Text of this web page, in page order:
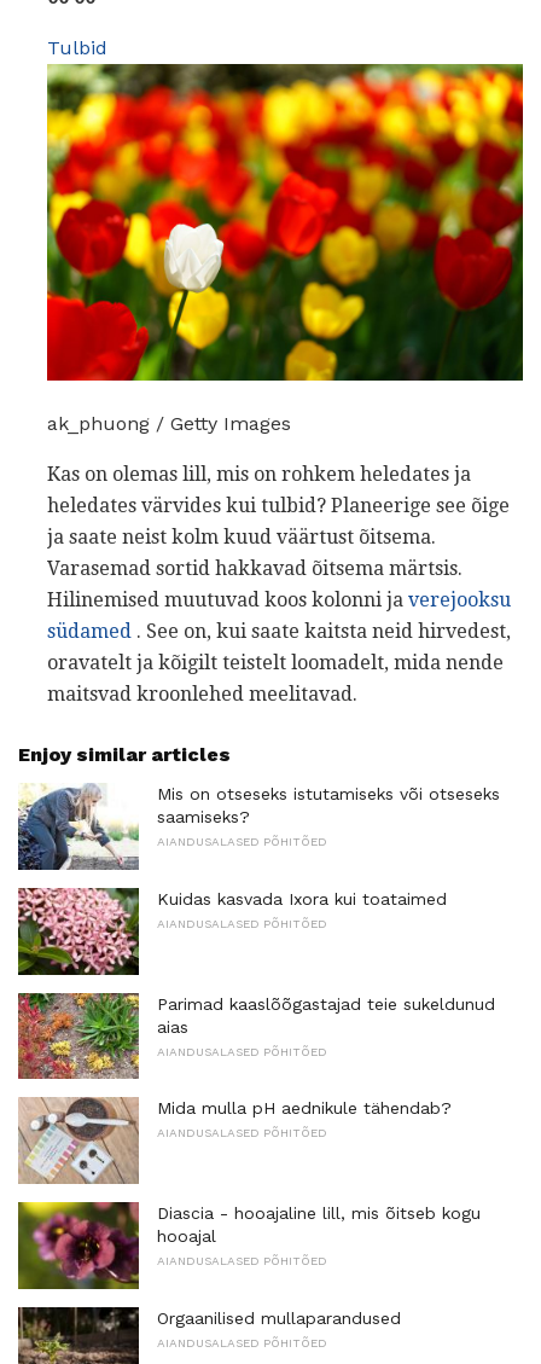
Tulbid
ak_phuong / Getty Images
Kas on olemas lill, mis on rohkem heledates ja
heledates värvides kui tulbid? Planeerige see õige
ja saate neist kolm kuud väärtust õitsema.
Varasemad sortid hakkavad õitsema märtsis.
Hilinemised muutuvad koos kolonni ja verejooksu
südamed . See on, kui saate kaitsta neid hirvedest,
oravatelt ja kõigilt teistelt loomadelt, mida nende
maitsvad kroonlehed meelitavad.
Enjoy similar articles
Mis on otseseks istutamiseks või otseseks
saamiseks?
AIANDUSALASED PÕHITÕED
Kuidas kasvada Ixora kui toataimed
AIANDUSALASED PÕHITÕED
Parimad kaaslõõgastajad teie sukeldunud
aias
AIANDUSALASED PÕHITÕED
Mida mulla pH aednikule tähendab?
AIANDUSALASED PÕHITÕED
Diascia - hooajaline lill, mis õitseb kogu
hooajal
AIANDUSALASED PÕHITÕED
Orgaanilised mullaparandused
AIANDUSALASED PÕHITÕED